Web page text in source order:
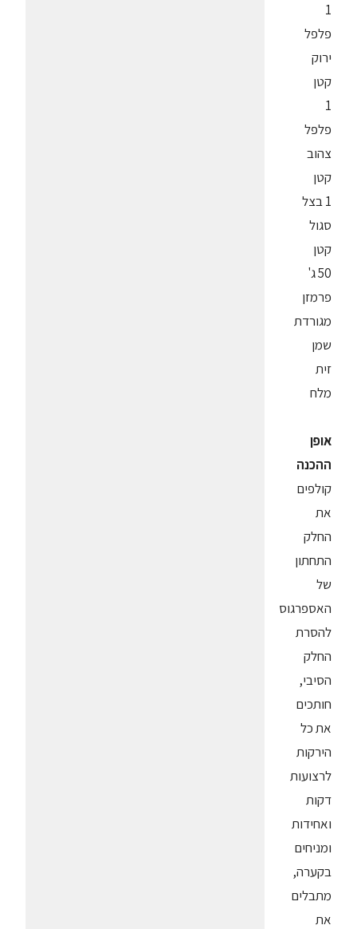
1
פלפל
ירוק
קטן
1
פלפל
צהוב
קטן
1 בצל
סגול
קטן
50 ג'
פרמזן
מגורדת
שמן
זית
מלח
אופן
ההכנה
קולפים
את
החלק
התחתון
של
האספרגוס
להסרת
החלק
הסיבי,
חותכים
את כל
הירקות
לרצועות
דקות
ואחידות
ומניחים
בקערה,
מתבלים
את